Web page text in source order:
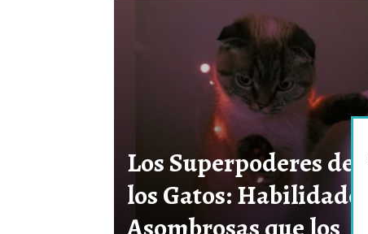
Los Superpoderes de
los Gatos: Habilidades